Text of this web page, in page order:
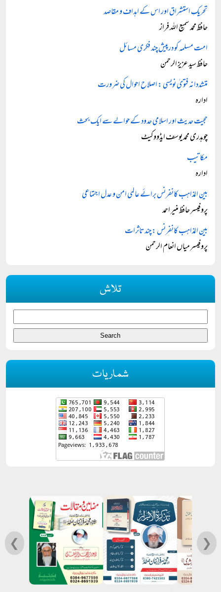
تحریکِ استشراق اور اس کے اہداف و مقاصد
حافظ محمد سمیع اللہ فراز
امت مسلمہ کو درپیش چند فکری مسائل
حافظ سید عزیز الرحمن
متشددانہ فتویٰ نویسی : اصلاح احوال کی ضرورت
ادارہ
حجیت حدیث اور اسلامی حدود کے حوالے سے ایک بحث
چوہدری محمد یوسف ایڈووکیٹ
مکاتیب
ادارہ
بین المذاہب کانفرنس برائے عالمی امن و عدل اجتماعی
پروفیسر حافظ منیر احمد
بین المذاہب کانفرنس : چند تاثرات
پروفیسر میاں انعام الرحمن
تلاش
شماریات
❮ ❯